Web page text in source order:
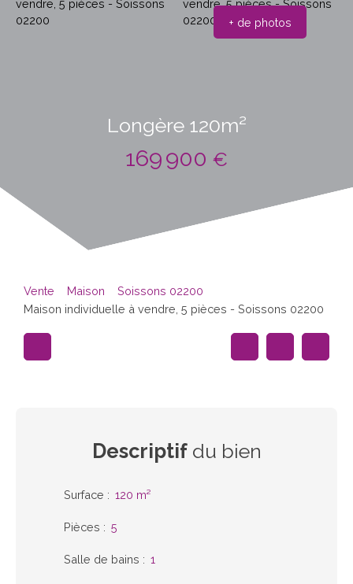
+ de photos
Longère 120m²
169 900 €
Vente Maison
Soissons 02200
Maison individuelle à vendre, 5 pièces - Soissons 02200
Descriptifdu bien
Surface : 120 m²
Pièces : 5
Salle de bains : 1